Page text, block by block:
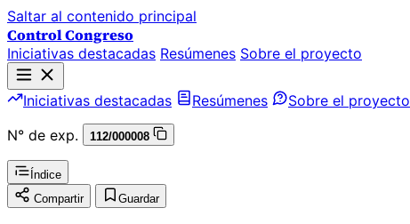
Saltar al contenido principal
Control Congreso
Iniciativas destacadas Resúmenes Sobre el proyecto
Iniciativas destacadas Resúmenes
Sobre el proyecto
N° de exp.
112/000008
Índice
Compartir
Guardar